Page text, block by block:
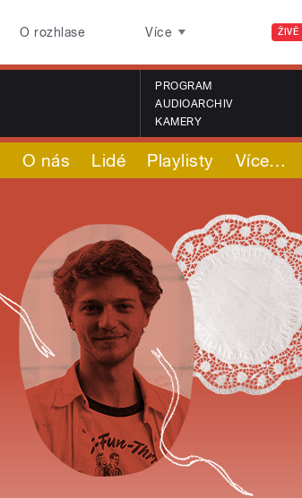
ŽIVĚ
O rozhlase Více
PROGRAM
AUDIOARCHIV
KAMERY
O nás Lidé Playlisty Více…